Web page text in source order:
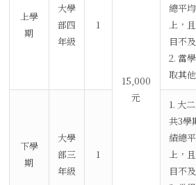
上學
期
大學
部四
年級
1
15,000
元
總平
上，
目不
2. 當
取其
下學
期
大學
部三
年級
1
1. 大
共3學
績總
上，
目不